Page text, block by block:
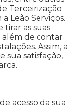
Terceirização
Leão Serviços.
tirar as suas
além de contar
Assim, a
sua satisfação,
acesso da sua